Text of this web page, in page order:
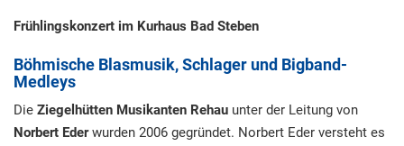
Frühlingskonzert im Kurhaus Bad Steben
Böhmische Blasmusik, Schlager und Bigband-
Medleys
Die Ziegelhütten Musikanten Rehau unter der Leitung von
Norbert Ederwurden 2006 gegründet. Norbert Eder versteht es